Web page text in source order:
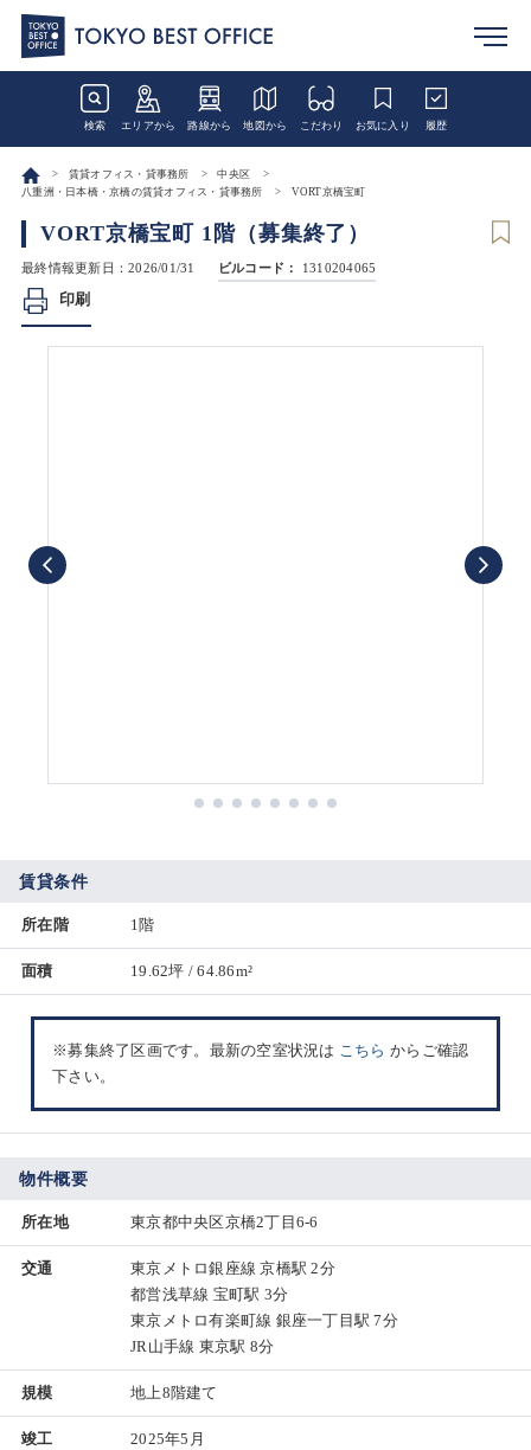
検索 エリアから 路線から 地図から こだわり お気に入り 履歴
賃貸オフィス・貸事務所
中央区
八重洲・日本橋・京橋の賃貸オフィス・貸事務所
VORT京橋宝町
VORT京橋宝町 1階（募集終了）
最終情報更新日：2026/01/31 ビルコード： 1310204065
印刷
賃貸条件
所在階 1階
面積 19.62坪 / 64.86m²
※募集終了区画です。最新の空室状況は こちら からご確認
下さい。
物件概要
所在地 東京都中央区京橋2丁目6-6
交通
東京メトロ銀座線 京橋駅 2分
都営浅草線 宝町駅 3分
東京メトロ有楽町線 銀座一丁目駅 7分
JR山手線 東京駅 8分
規模 地上8階建て
竣工 2025年5月